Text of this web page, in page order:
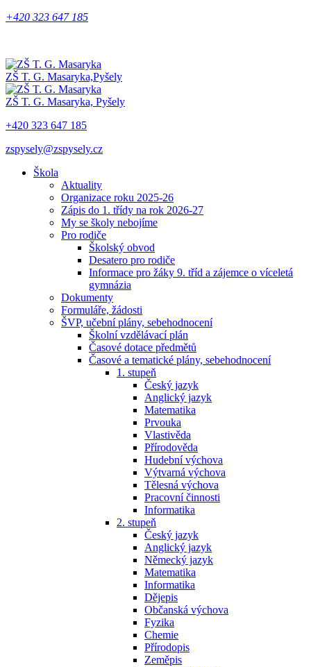
+420 323 647 185
ZŠ T. G. Masaryka,Pyšely
ZŠ T. G. Masaryka, Pyšely
+420 323 647 185
zspysely@zspysely.cz
Škola
Aktuality
Organizace roku 2025-26
Zápis do 1. třídy na rok 2026-27
My se školy nebojíme
Pro rodiče
Školský obvod
Desatero pro rodiče
Informace pro žáky 9. tříd a zájemce o víceletá
gymnázia
Dokumenty
Formuláře, žádosti
ŠVP, učební plány, sebehodnocení
Školní vzdělávací plán
Časové dotace předmětů
Časové a tematické plány, sebehodnocení
1. stupeň
Český jazyk
Anglický jazyk
Matematika
Prvouka
Vlastivěda
Přírodověda
Hudební výchova
Výtvarná výchova
Tělesná výchova
Pracovní činnosti
Informatika
2. stupeň
Český jazyk
Anglický jazyk
Německý jazyk
Matematika
Informatika
Dějepis
Občanská výchova
Fyzika
Chemie
Přírodopis
Zeměpis